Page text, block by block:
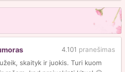
skaityk ir juokis. Turi kuom
4.101 pranešimas